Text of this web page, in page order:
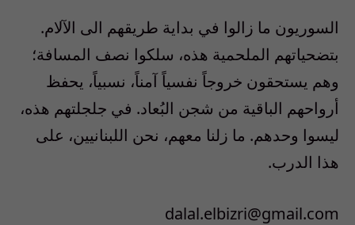
السوريون ما زالوا في بداية طريقهم الى الآلام.
بتضحياتهم الملحمية هذه، سلكوا نصف المسافة؛
وهم يستحقون خروجاً نفسياً آمناً، نسبياً، يحفظ
أرواحهم الباقية من شجن البُعاد. في جلجلتهم هذه،
ليسوا وحدهم. ما زلنا معهم، نحن اللبنانيين، على
هذا الدرب.
dalal.elbizri@gmail.com